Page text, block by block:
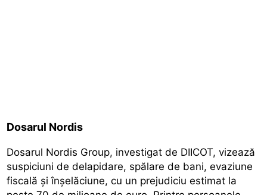
Dosarul Nordis
Dosarul Nordis Group, investigat de DIICOT, vizează
suspiciuni de delapidare, spălare de bani, evaziune
fiscală și înșelăciune, cu un prejudiciu estimat la